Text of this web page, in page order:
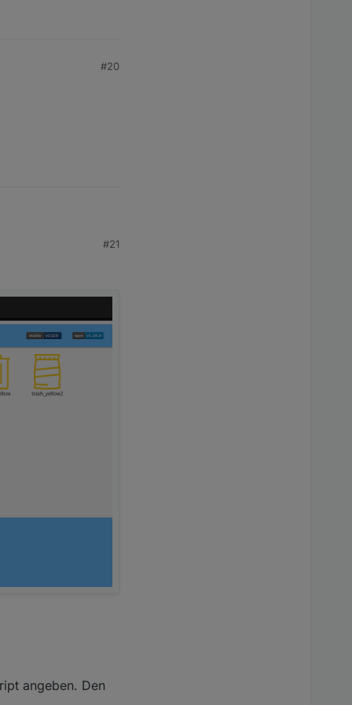
#20
#21
angeben. Den